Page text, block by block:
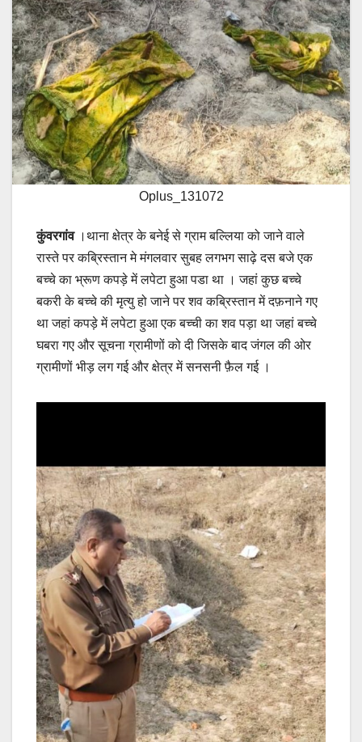
Oplus_131072
कुंवरगांव।थाना क्षेत्र के बनेई से ग्राम बल्लिया को जाने वाले
रास्ते पर कब्रिस्तान मे मंगलवार सुबह लगभग साढ़े दस बजे एक
बच्चे का भ्रूण कपड़े में लपेटा हुआ पडा था । जहां कुछ बच्चे
बकरी के बच्चे की मृत्यु हो जाने पर शव कब्रिस्तान में दफ़नाने गए
था जहां कपड़े में लपेटा हुआ एक बच्ची का शव पड़ा था जहां बच्चे
घबरा गए और सूचना ग्रामीणों को दी जिसके बाद जंगल की ओर
ग्रामीणों भीड़ लग गई और क्षेत्र में सनसनी फ़ैल गई ।